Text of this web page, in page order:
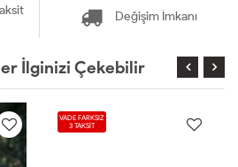
Değişim İmkanı
İlginizi Çekebilir
VADE FARKSIZ
3 TAKSİT